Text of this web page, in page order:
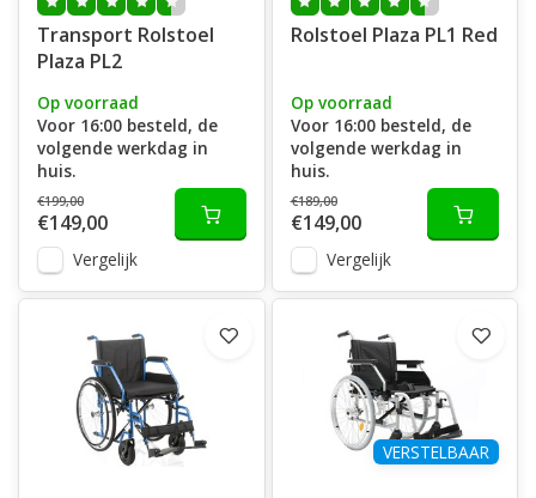
Transport Rolstoel
Plaza PL2
Op voorraad
Voor 16:00 besteld, de
volgende werkdag in
huis.
€199,00
€149,00
Vergelijk
Rolstoel Plaza PL1 Red
Op voorraad
Voor 16:00 besteld, de
volgende werkdag in
huis.
€189,00
€149,00
Vergelijk
VERSTELBAAR